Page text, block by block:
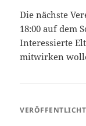
Die nächste
18:00 auf dem
Interessierte
mitwirken